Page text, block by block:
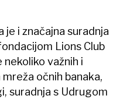
i značajna suradnja
Lions Club
nekoliko važnih i
očnih banaka,
suradnja s Udrugom